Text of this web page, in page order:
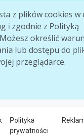
z plików cookies w
i zgodnie z Polityką
określić
lub dostępu do
przeglądarce.
Polityka
prywatności